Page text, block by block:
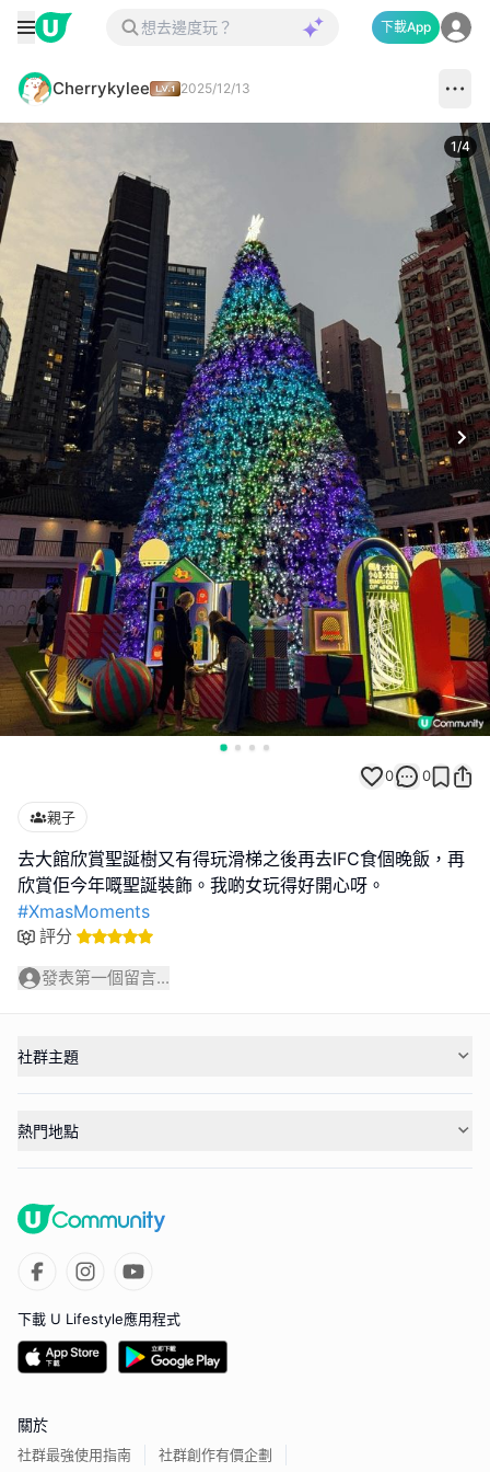
下載App
Cherrykylee 2025/12/13
1/4
0 0
親子
去大館欣賞聖誕樹又有得玩滑梯之後再去IFC食個晚飯，再
#XmasMoments
評分
發表第一個留言...
社群主題
熱門地點
下載 U Lifestyle應用程式
關於
社群最強使用指南 社群創作有價企劃